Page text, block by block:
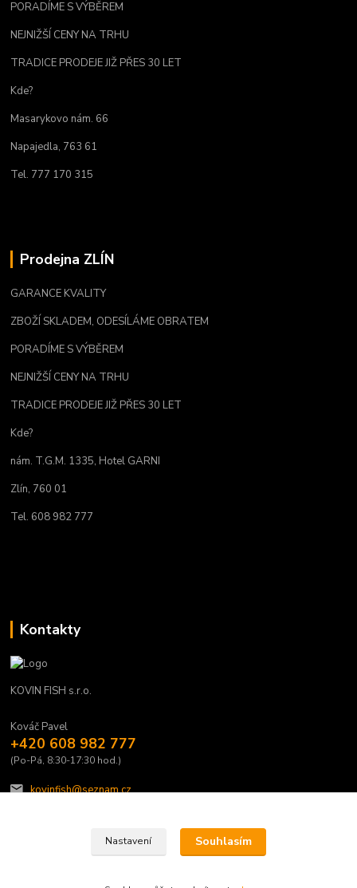
PORADÍME S VÝBĚREM
NEJNIŽŠÍ CENY NA TRHU
TRADICE PRODEJE JIŽ PŘES 30 LET
Kde?
Masarykovo nám. 66
Napajedla, 763 61
Tel. 777 170 315
Prodejna ZLÍN
GARANCE KVALITY
ZBOŽÍ SKLADEM, ODESÍLÁME OBRATEM
PORADÍME S VÝBĚREM
NEJNIŽŠÍ CENY NA TRHU
TRADICE PRODEJE JIŽ PŘES 30 LET
Kde?
nám. T.G.M. 1335, Hotel GARNI
Zlín, 760 01
Tel. 608 982 777
Kontakty
KOVIN FISH s.r.o.
Kováč Pavel
+420 608 982 777
(Po-Pá, 8:30-17:30 hod.)
kovinfish@seznam.cz
Nastavení Souhlasím